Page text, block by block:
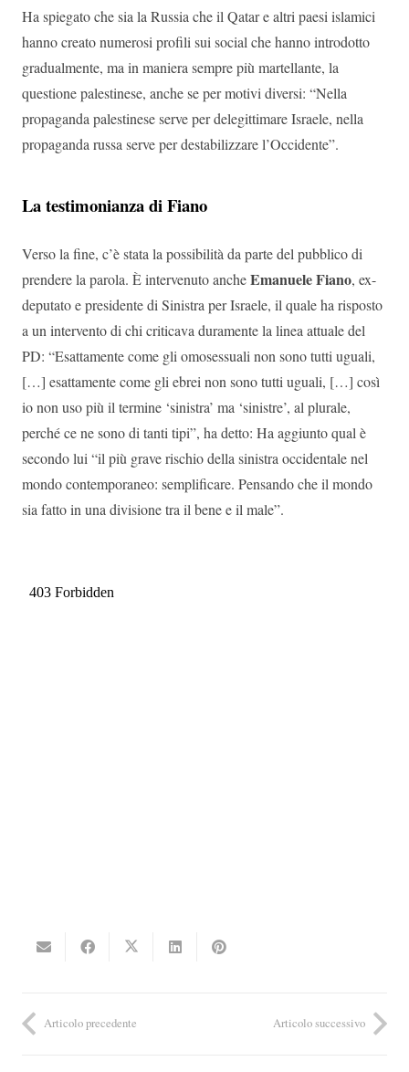
Ha spiegato che sia la Russia che il Qatar e altri paesi islamici
hanno creato numerosi profili sui social che hanno introdotto
gradualmente, ma in maniera sempre più martellante, la
questione palestinese, anche se per motivi diversi: “Nella
propaganda palestinese serve per delegittimare Israele, nella
propaganda russa serve per destabilizzare l’Occidente”.
La testimonianza di Fiano
Verso la fine, c’è stata la possibilità da parte del pubblico di
prendere la parola. È intervenuto ancheEmanuele Fiano, ex-
deputato e presidente di Sinistra per Israele, il quale ha risposto
a un intervento di chi criticava duramente la linea attuale del
PD: “Esattamente come gli omosessuali non sono tutti uguali,
[…] esattamente come gli ebrei non sono tutti uguali, […] così
io non uso più il termine ‘sinistra’ ma ‘sinistre’, al plurale,
perché ce ne sono di tanti tipi”, ha detto: Ha aggiunto qual è
secondo lui “il più grave rischio della sinistra occidentale nel
mondo contemporaneo: semplificare. Pensando che il mondo
sia fatto in una divisione tra il bene e il male”.
Articolo precedente Articolo successivo